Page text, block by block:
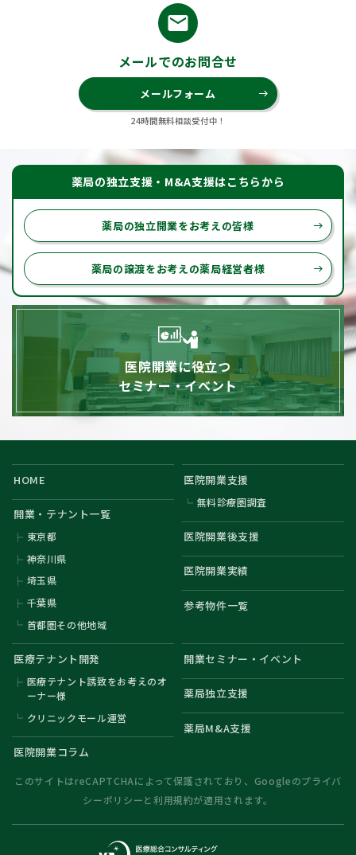
email
メールでのお問合せ
メールフォーム east
24時間無料相談受付中！
薬局の独立支援・M&A支援はこちらから
薬局の独立開業をお考えの皆様 east
薬局の譲渡をお考えの薬局経営者様 east
医院開業に役立つ
セミナー・イベント
HOME
開業・テナント一覧
東京都
神奈川県
埼玉県
千葉県
首都圏その他地域
医院開業支援
無料診療圏調査
医院開業後支援
医院開業実績
参考物件一覧
医療テナント開発
医療テナント誘致をお考えのオ
ーナー様
クリニックモール運営
医院開業コラム
開業セミナー・イベント
薬局独立支援
薬局M&A支援
このサイトはreCAPTCHAによって保護されており、Googleのプライバ
シーポリシーと利用規約が適用されます。